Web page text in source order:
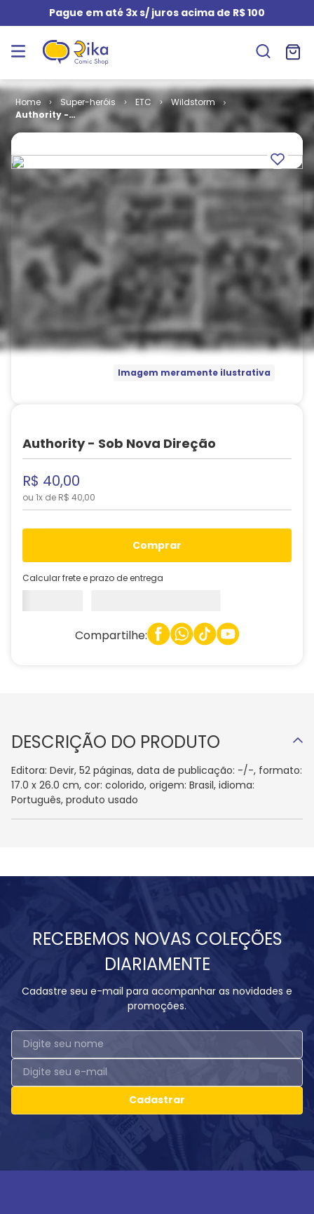
Pague em até 3x s/ juros acima de R$ 100
Super-heróis ETC
Wildstorm
Authority -
Sob Nova
Imagem meramente ilustrativa
Authority - Sob Nova Direção
R$ 40,00
ou 1x de R$ 40,00
comprar
Calcular frete e prazo de entrega
Compartilhe:
DESCRIÇÃO DO PRODUTO
Editora: Devir, 52 páginas, data de publicação: -/-, formato:
17.0 x 26.0 cm, cor: colorido, origem: Brasil, idioma:
Português, produto usado
RECEBEMOS NOVAS COLEÇÕES
DIARIAMENTE
Cadastre seu e-mail para acompanhar as novidades e
promoções.
Cadastrar